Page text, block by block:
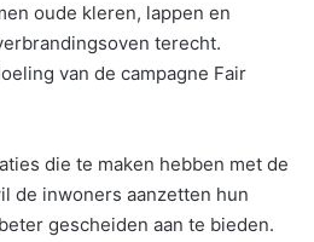
oude kleren, lappen en
terecht.
van de campagne Fair
die te maken hebben met de
de inwoners aanzetten hun
gescheiden aan te bieden.